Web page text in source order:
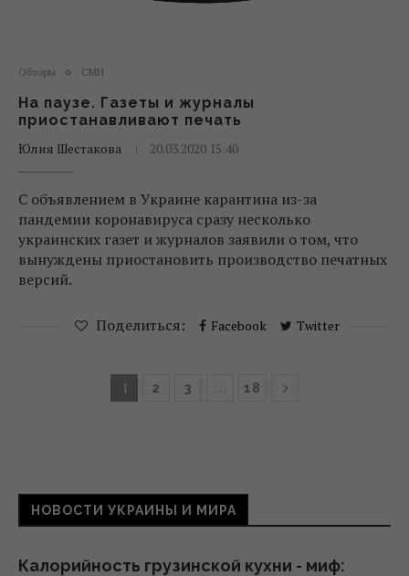
Обзоры СМИ
На паузе. Газеты и журналы
приостанавливают печать
Юлия Шестакова
20.03.2020 15:40
С объявлением в Украине карантина из-за
пандемии коронавируса сразу несколько
украинских газет и журналов заявили о том, что
вынуждены приостановить производство печатных
версий.
Поделиться: Facebook Twitter
1 2 3 … 18
НОВОСТИ УКРАИНЫ И МИРА
Калорийность грузинской кухни - миф: